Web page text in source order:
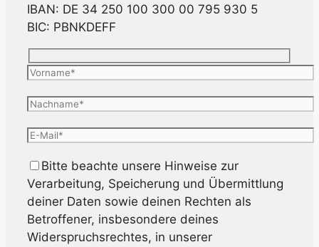
IBAN: DE 34 250 100 300 00 795 930 5
BIC: PBNKDEFF
Bitte beachte unsere Hinweise zur
Verarbeitung, Speicherung und Übermittlung
deiner Daten sowie deinen Rechten als
Betroffener, insbesondere deines
Widerspruchsrechtes, in unserer